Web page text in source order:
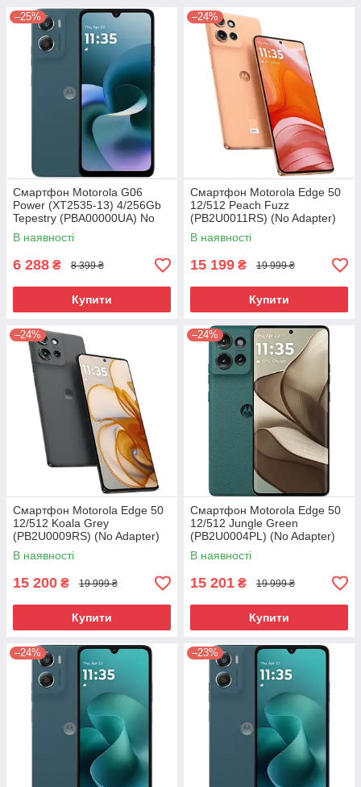
–25%
Смартфон Motorola G06
Power (XT2535-13) 4/256Gb
Tepestry (PBA00000UA) No
Adapter UA UCRF
В наявності
6 288 ₴ 8 399 ₴
Купити
–24%
Смартфон Motorola Edge 50
12/512 Peach Fuzz
(PB2U0011RS) (No Adapter)
UA UCRF
В наявності
15 199 ₴ 19 999 ₴
Купити
–24%
Смартфон Motorola Edge 50
12/512 Koala Grey
(PB2U0009RS) (No Adapter)
UA UCRF
В наявності
15 200 ₴ 19 999 ₴
Купити
–24%
Смартфон Motorola Edge 50
12/512 Jungle Green
(PB2U0004PL) (No Adapter)
UA UCRF
В наявності
15 201 ₴ 19 999 ₴
Купити
–24% –23%